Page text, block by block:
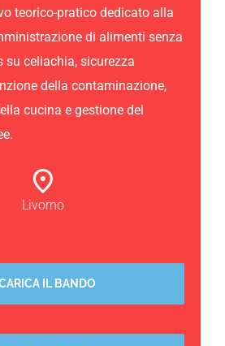
teorico-pratico dedicato alla
di alimenti senza
su celiachia, sicurezza
della contaminazione,
cucina e gestione del
Livorno
IL BANDO